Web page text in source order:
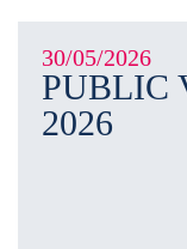
30/05/2026
PUBLIC
2026